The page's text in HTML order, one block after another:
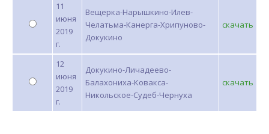
11
июня
2019
г.
Вещерка-Нарышкино-Илев-
Челатьма-Канерга-Хрипуново-
Докукино
скачать
12
июня
2019
г.
Докукино-Личадеево-
Балахониха-Ковакса-
Никольское-Судеб-Чернуха
скачать